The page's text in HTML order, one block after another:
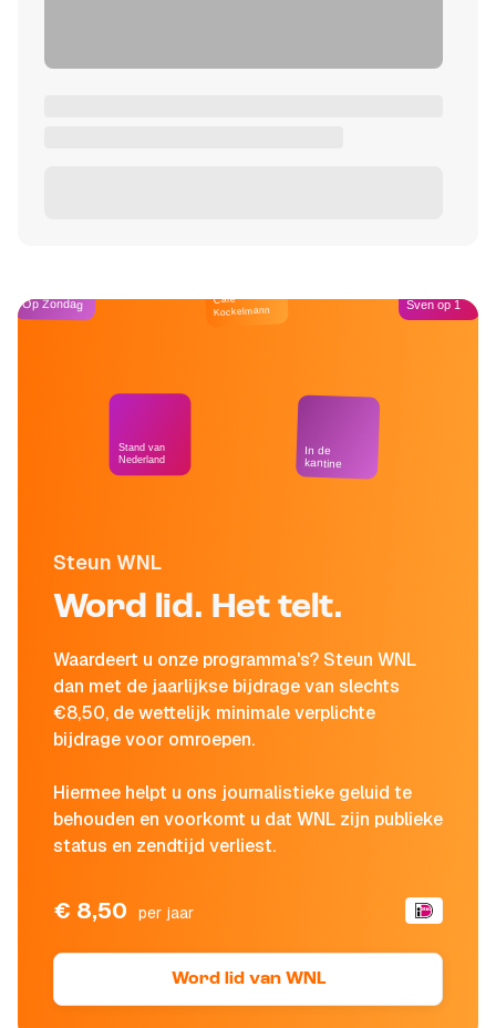
Steun WNL
Word lid. Het telt.
Waardeert u onze programma's? Steun WNL
dan met de jaarlijkse bijdrage van slechts
€8,50, de wettelijk minimale verplichte
bijdrage voor omroepen.
Hiermee helpt u ons journalistieke geluid te
behouden en voorkomt u dat WNL zijn publieke
status en zendtijd verliest.
€ 8,50 per jaar
Word lid van WNL
Op Zondag
Stand van
Nederland
Café
Kockelmann
In de
kantine
Sven op 1